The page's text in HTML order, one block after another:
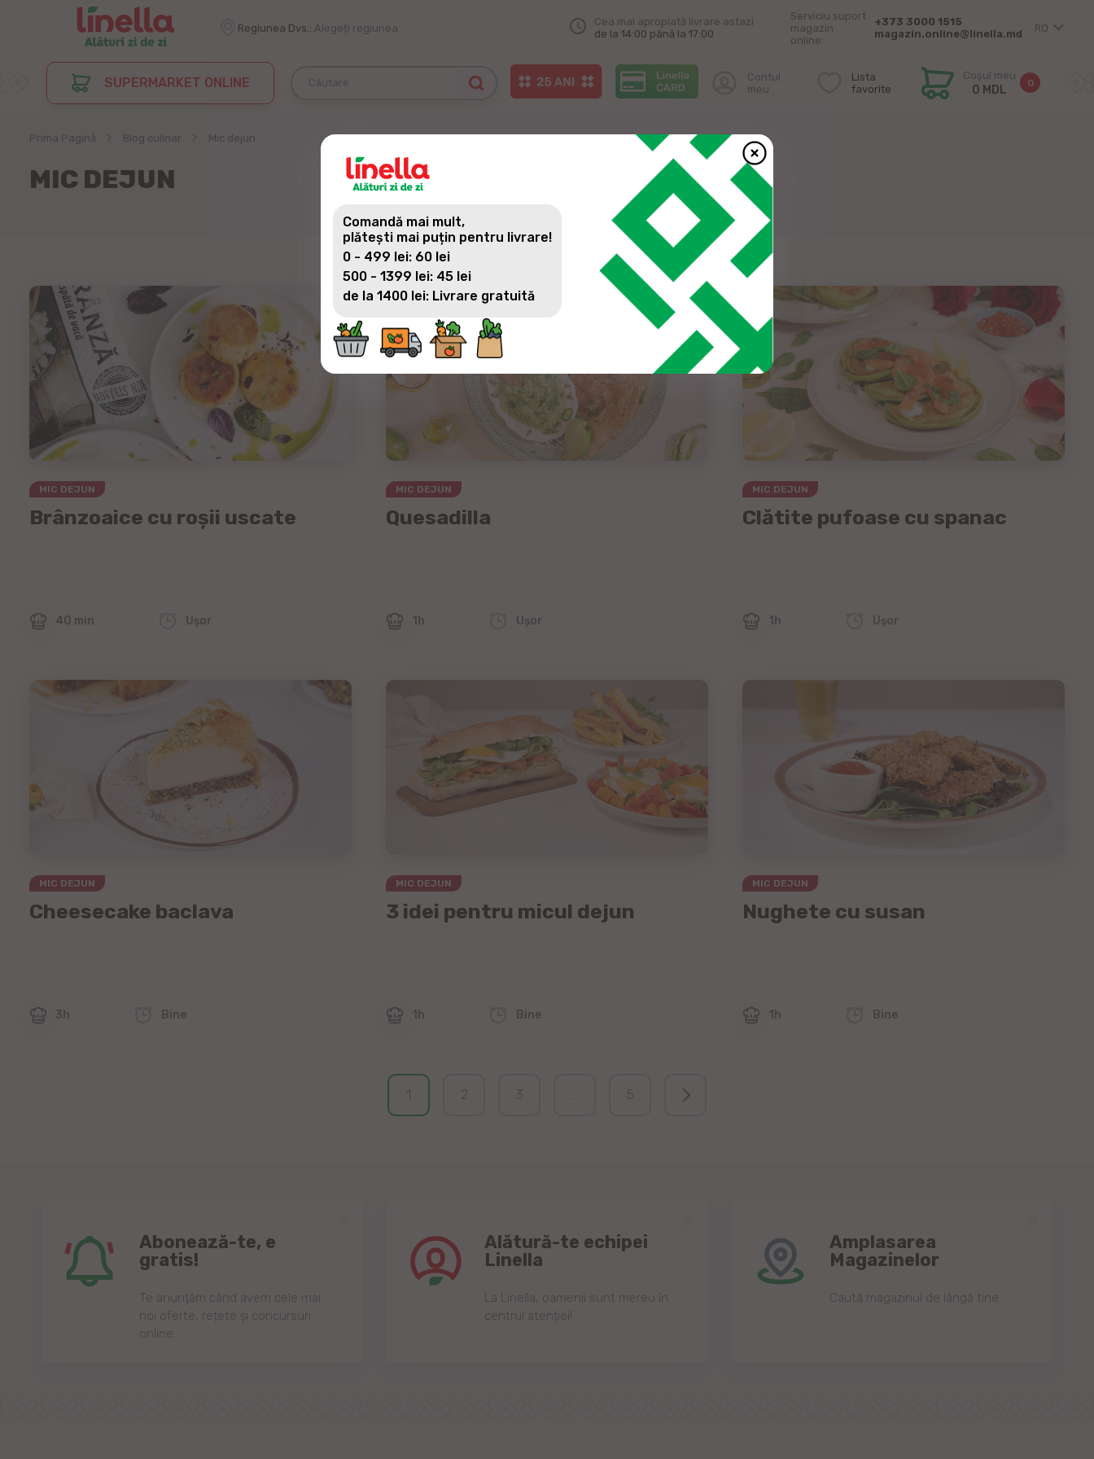
Regiunea Dvs.: Alegeți regiunea
Cea mai apropiată livrare astazi
de la 14:00 până la 17:00
Serviciu suport
magazin
online:
+373 3000 1515
magazin.online@linella.md
RO
SUPERMARKET ONLINE
Contul
meu
Lista
favorite
Coșul meu
0 MDL 0
Prima Pagină Blog culinar Mic dejun
MIC DEJUN
MIC DEJUN
Brânzoaice cu roșii uscate
40 min Uşor
MIC DEJUN
Quesadilla
1h Uşor
MIC DEJUN
Clătite pufoase cu spanac
1h Uşor
MIC DEJUN
Cheesecake baclava
3h Bine
MIC DEJUN
3 idei pentru micul dejun
1h Bine
MIC DEJUN
Nughete cu susan
1h Bine
1 2 3 ... 5
Abonează-te, e
gratis!
Te anunțăm când avem cele mai
noi oferte, rețete și concursuri
online.
Alătură-te echipei
Linella
Lа Linellа, oаmenii sunt mereu în
centrul аtenției!
Amplasarea
Magazinelor
Caută magazinul de lângă tine.
Comandă mai mult,
plătești mai puțin pentru livrare!
0 - 499 lei: 60 lei
500 - 1399 lei: 45 lei
de la 1400 lei: Livrare gratuită